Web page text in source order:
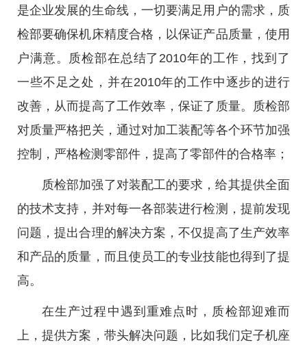
是企业发展的生命线，一切要满足用户的需求，质
检部要确保机床精度合格，以保证产品质量，使用
户满意。质检部在总结了2010年的工作，找到了
一些不足之处，并在2010年的工作中逐步的进行
改善，从而提高了工作效率，保证了质量。质检部
对质量严格把关，通过对加工装配等各个环节加强
控制，严格检测零部件，提高了零部件的合格率；
质检部加强了对装配工的要求，给其提供全面
的技术支持，并对每一各部装进行检测，提前发现
问题，提出合理的解决方案，不仅提高了生产效率
和产品的质量，而且使员工的专业技能也得到了提
高。
在生产过程中遇到重难点时，质检部迎难而
上，提供方案，带头解决问题，比如我们定子机座